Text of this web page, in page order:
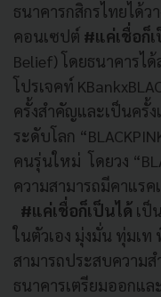
ธนาคารกสิกรไทยได้ว
คอนเซปต์ #แค่เชื่อก็
Belief) โดยธนาคารได้
โปรเจคท์
ครั้งสำคัญและเป็นครั้ง
ระดับโลก “
คนรุ่นใหม่ โดยวง “
ความสามารถมีคาแรค
#แค่เชื่อก็เป็นได้ เป็
ในตัวเอง มุ่งมั่น ทุ่มเท
สามารถประสบความส
ธนาคารเตรียมออกแล